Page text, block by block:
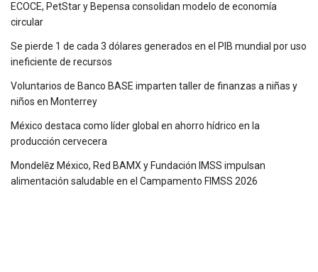
ECOCE, PetStar y Bepensa consolidan modelo de economía
circular
Se pierde 1 de cada 3 dólares generados en el PIB mundial por uso
ineficiente de recursos
Voluntarios de Banco BASE imparten taller de finanzas a niñas y
niños en Monterrey
México destaca como líder global en ahorro hídrico en la
producción cervecera
Mondelēz México, Red BAMX y Fundación IMSS impulsan
alimentación saludable en el Campamento FIMSS 2026